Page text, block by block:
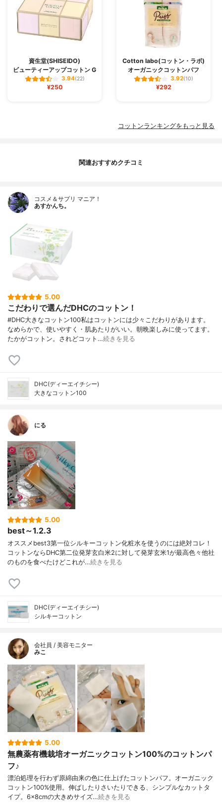
資生堂(SHISEIDO)
ビューティーアップコットン G
3.94(22)
¥250
Cotton labo(コットン・ラボ)
オーガニックコットンパフ
3.92(10)
¥292
コットンランキングをもっと見る
関連おすすめクチコミ
コスメ＆サプリ マニア！
あすかんち。
5.00
こだわりで選んだDHCのコットン！
#DHC大きなコットン100私はコットンには少々こだわりがあります。
なめらかで、使いやすく・肌あたりがいい。朝晩楽しみに使ってます。
たかがコットン。されどコット…続きを見る
DHC(ディーエイチシー)
大きなコットン100
にる
5.00
best～1.2.3
オススメbest3第一位シルキーコットン化粧水を使うのには絶対コレ！
コットンならDHC第二位発芽玄白米2に対して発芽玄米1が最高色々他社
のものを食べたけどこれが…続きを見る
DHC(ディーエイチシー)
シルキーコットン
会社員 / 美容モニター
みこ
5.00
無農薬有機栽培オーガニックコットン100%のコットンパ
フ♪
漂泊処理を行わず原綿由来の色に仕上げたコットンパフ。オーガニック
コットン100%使用。伸ばしたりさいたりできる、シンプルなカットタ
イプ。6×8cmの大きめサイズ…続きを見る